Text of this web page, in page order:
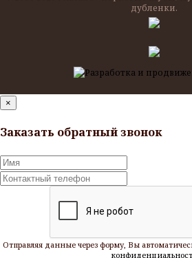
дубленки.
×
Заказать обратный звонок
Отправляя данные через форму, Вы